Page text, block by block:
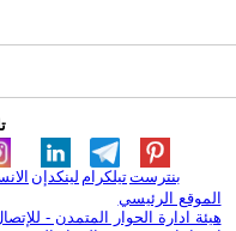
لينكدإن تيلكرامبنترست
الموقع الرئيسي
هيئة ادارة الحوار المتمدن -